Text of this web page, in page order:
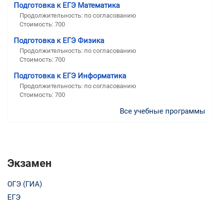
Подготовка к ЕГЭ Математика
Продолжительность: по согласованию
Стоимость: 700
Подготовка к ЕГЭ Физика
Продолжительность: по согласованию
Стоимость: 700
Подготовка к ЕГЭ Информатика
Продолжительность: по согласованию
Стоимость: 700
Все учебные программы
Экзамен
ОГЭ (ГИА)
ЕГЭ